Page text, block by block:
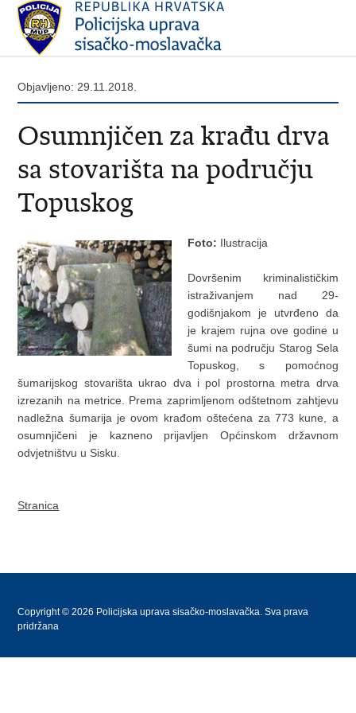
Objavljeno: 29.11.2018.
Osumnjičen za krađu drva
sa stovarišta na području
Topuskog
Foto: Ilustracija
Dovršenim kriminalističkim
istraživanjem nad 29-
godišnjakom je utvrđeno da
je krajem rujna ove godine u
šumi na području Starog Sela
Topuskog, s pomoćnog
šumarijskog stovarišta ukrao dva i pol prostorna metra drva
izrezanih na metrice. Prema zaprimljenom odštetnom zahtjevu
nadležna šumarija je ovom krađom oštećena za 773 kune, a
osumnjičeni je kazneno prijavljen Općinskom državnom
odvjetništvu u Sisku.
Stranica
Copyright © 2026 Policijska uprava sisačko-moslavačka. Sva prava
pridržana